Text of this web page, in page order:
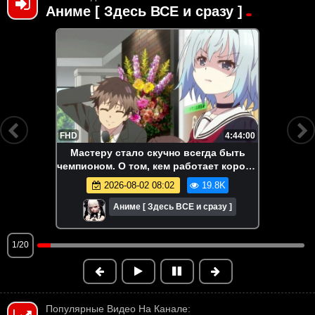
Аниме [ Здесь ВСЕ и сразу ]
FHD 4:44:00
Мастеру стало скучно всегда быть
чемпионом. О том, кем работает король
драконов. Аниме-марафон. Все серии
подряд.
2026-08-02 08:02 19.8K
Аниме [ Здесь ВСЕ и сразу ]
1/20
Популярные Видео На Канале: